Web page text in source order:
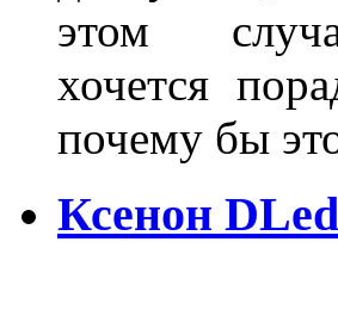
этом
хочется
почему бы
Ксенон